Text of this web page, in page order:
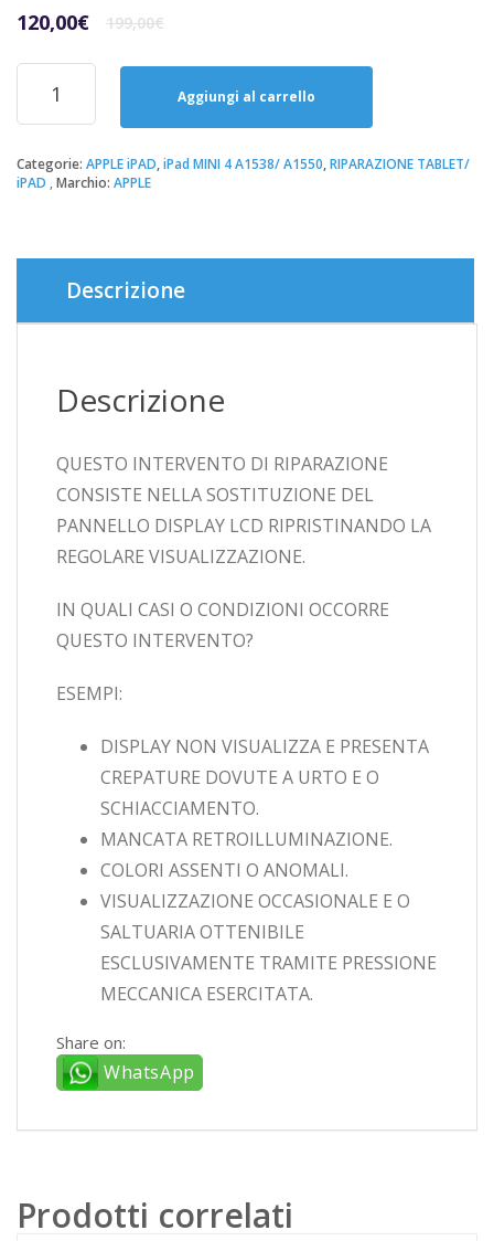
199,00€Il
originale
era:
199,00€.
120,00€
Il
attuale
120,00€.
Riparazione
Sostituzione
Touch
Display
Completo
iPad
A1538/
Aggiungi al carrello
Categorie: APPLE iPAD,iPad MINI 4 A1538/ A1550,RIPARAZIONE TABLET/
iPAD Marchio: APPLE
Descrizione
Descrizione
QUESTO INTERVENTO DI RIPARAZIONE
CONSISTE NELLA SOSTITUZIONE DEL
PANNELLO DISPLAY LCD RIPRISTINANDO LA
REGOLARE VISUALIZZAZIONE.
IN QUALI CASI O CONDIZIONI OCCORRE
QUESTO INTERVENTO?
ESEMPI:
DISPLAY NON VISUALIZZA E PRESENTA
CREPATURE DOVUTE A URTO E O
SCHIACCIAMENTO.
MANCATA RETROILLUMINAZIONE.
COLORI ASSENTI O ANOMALI.
VISUALIZZAZIONE OCCASIONALE E O
SALTUARIA OTTENIBILE
ESCLUSIVAMENTE TRAMITE PRESSIONE
MECCANICA ESERCITATA.
Share on:
WhatsApp
Prodotti correlati